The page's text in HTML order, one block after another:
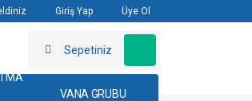
Giriş Yap Üye Ol
Sepetiniz
VANA GRUBU